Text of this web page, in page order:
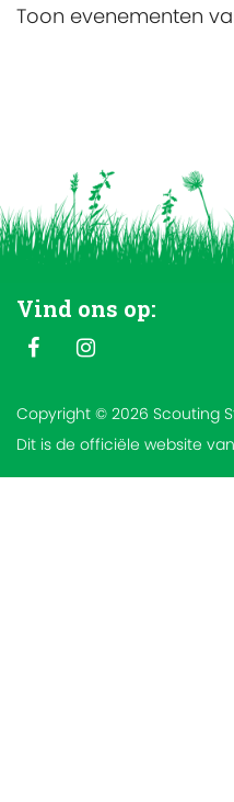
Toon evenementen
Vind ons op:
Copyright © 2026 Scouting
Dit is de officiële website